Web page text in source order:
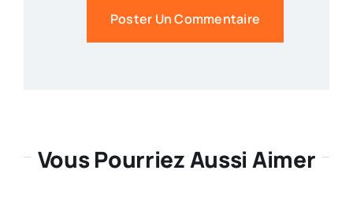
Vous Pourriez Aussi Aimer